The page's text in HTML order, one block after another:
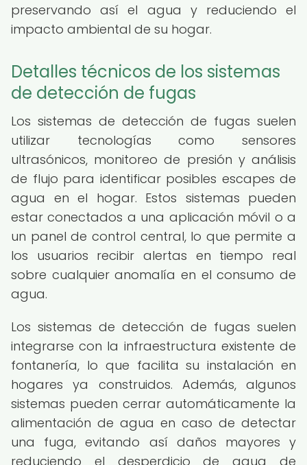
preservando así el agua y reduciendo el
impacto ambiental de su hogar.
Detalles técnicos de los sistemas
de detección de fugas
Los sistemas de detección de fugas suelen
utilizar tecnologías como sensores
ultrasónicos, monitoreo de presión y análisis
de flujo para identificar posibles escapes de
agua en el hogar. Estos sistemas pueden
estar conectados a una aplicación móvil o a
un panel de control central, lo que permite a
los usuarios recibir alertas en tiempo real
sobre cualquier anomalía en el consumo de
agua.
Los sistemas de detección de fugas suelen
integrarse con la infraestructura existente de
fontanería, lo que facilita su instalación en
hogares ya construidos. Además, algunos
sistemas pueden cerrar automáticamente la
alimentación de agua en caso de detectar
una fuga, evitando así daños mayores y
reduciendo el desperdicio de agua de